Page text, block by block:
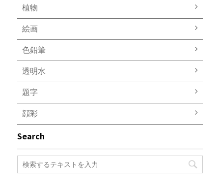
植物
絵画
色鉛筆
透明水
題字
顔彩
Search